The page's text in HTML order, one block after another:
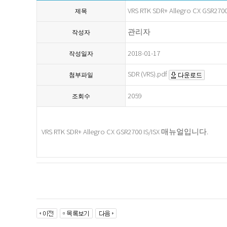
제목 VRS RTK SDR+ Allegro CX
작성자 관리자
작성일자 2018-01-17
첨부파일 SDR (VRS).pdf
조회수 2059
VRS RTK SDR+ Allegro CX GSR2700 IS/ISX 매뉴얼입니다.